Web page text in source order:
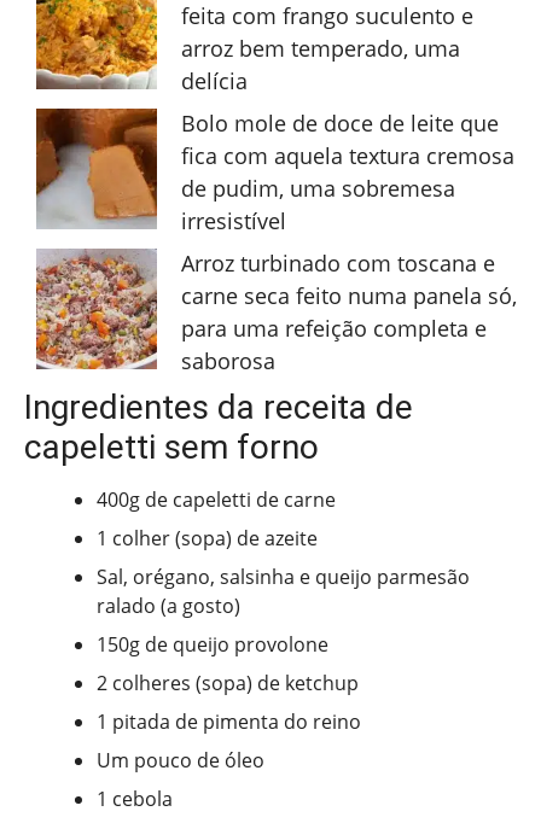
feita com frango suculento e
arroz bem temperado, uma
delícia
Bolo mole de doce de leite que
fica com aquela textura cremosa
de pudim, uma sobremesa
irresistível
Arroz turbinado com toscana e
carne seca feito numa panela só,
para uma refeição completa e
saborosa
Ingredientes da receita de
capeletti sem forno
400g de capeletti de carne
1 colher (sopa) de azeite
Sal, orégano, salsinha e queijo parmesão
ralado (a gosto)
150g de queijo provolone
2 colheres (sopa) de ketchup
1 pitada de pimenta do reino
Um pouco de óleo
1 cebola